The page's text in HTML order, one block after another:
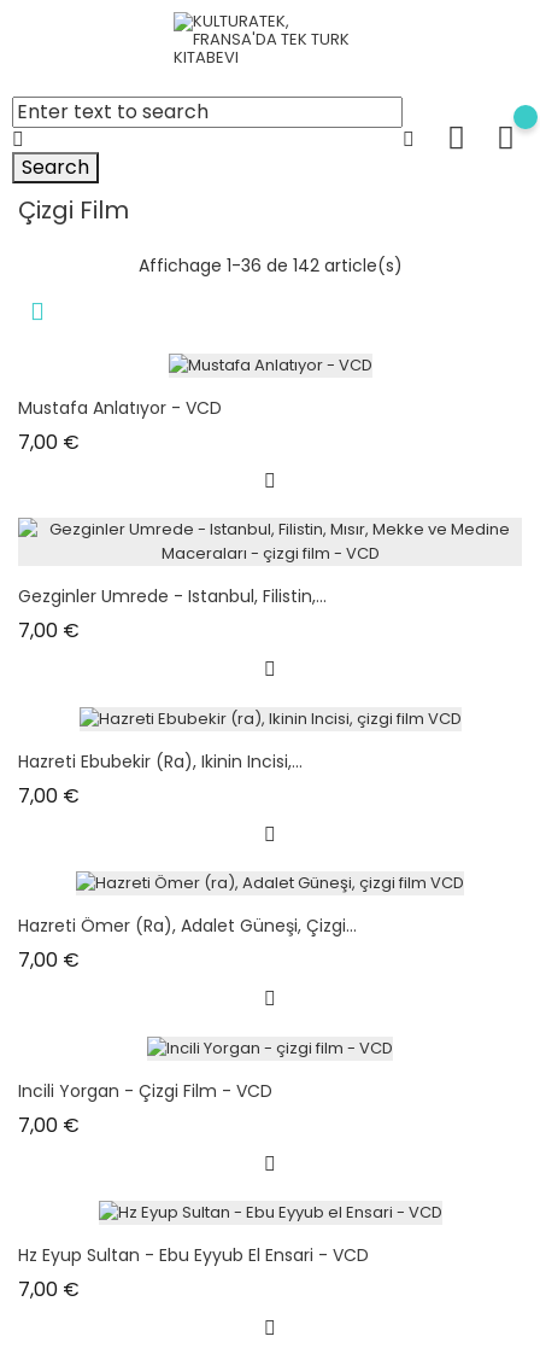
Search
Çizgi Film
Affichage 1-36 de 142 article(s)
Mustafa Anlatıyor - VCD
7,00 €
Gezginler Umrede - Istanbul, Filistin,...
7,00 €
Hazreti Ebubekir (ra), Ikinin Incisi,...
7,00 €
Hazreti Ömer (ra), Adalet Güneşi, Çizgi...
7,00 €
Incili Yorgan - Çizgi Film - VCD
7,00 €
Hz Eyup Sultan - Ebu Eyyub El Ensari - VCD
7,00 €